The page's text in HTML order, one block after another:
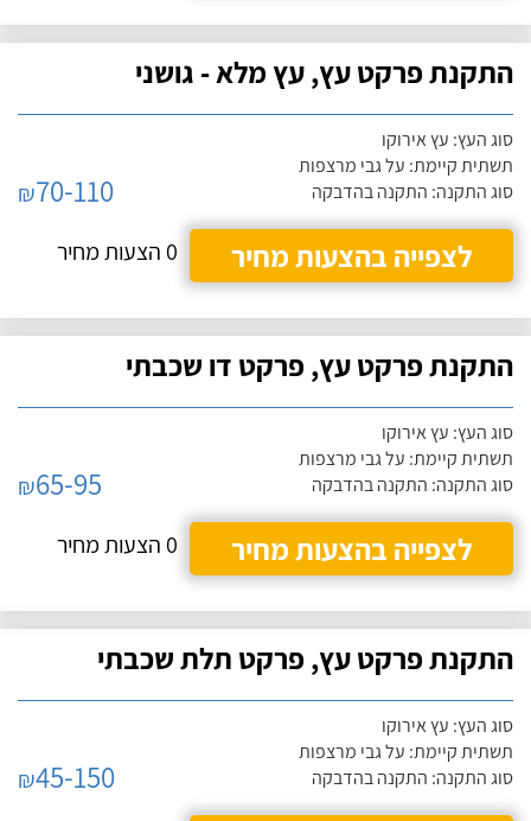
התקנת פרקט עץ, עץ מלא - גושני
סוג העץ: עץ אירוקו
תשתית קיימת: על גבי מרצפות
סוג התקנה: התקנה בהדבקה
₪70-110
לצפייה בהצעות מחיר
0 הצעות מחיר
התקנת פרקט עץ, פרקט דו שכבתי
סוג העץ: עץ אירוקו
תשתית קיימת: על גבי מרצפות
סוג התקנה: התקנה בהדבקה
₪65-95
לצפייה בהצעות מחיר
0 הצעות מחיר
התקנת פרקט עץ, פרקט תלת שכבתי
סוג העץ: עץ אירוקו
תשתית קיימת: על גבי מרצפות
סוג התקנה: התקנה בהדבקה
₪45-150